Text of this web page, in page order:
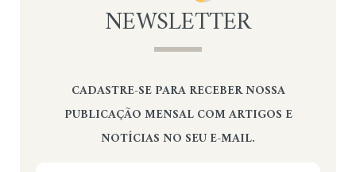
NEWSLETTER
CADASTRE-SE PARA RECEBER NOSSA
PUBLICAÇÃO MENSAL COM ARTIGOS E
NOTÍCIAS NO SEU E-MAIL.